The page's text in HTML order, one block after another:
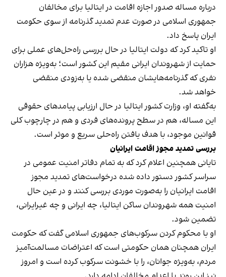
درباره مساله صدور اجازه اقامت در ایتالیا برای مخالفان
جمهوری اسلامی در صورت عدم تمدید گذرنامه از سوی حکومت
ایران پاسخ داد.
او تاکید کرد که دولت ایتالیا در حال بررسی راه‌حل‌های عملی برای
حمایت از شهروندان ایرانی مقیم این کشور است؛ به‌ویژه هزاران
نفری که گذرنامه‌هایشان منقضی شده یا به‌زودی منقضی
خواهد شد.
به‌گفته او، وزارت کشور ایتالیا در حال ارزیابی پیامدهای حقوقی
این مساله، هم در سطح پرونده‌های فردی و هم در چارچوب کلی
قوانین موجود، با هدف یافتن راه‌حلی سریع و موثر است.
بررسی تمدید مجوز اقامت ایرانیان
تایانی همچنین اعلام کرد که به تمام دفاتر امنیت عمومی در
سراسر کشور دستور داده شده درخواست‌های تمدید مجوز
اقامت ایرانیان را به‌صورت موردی بررسی کنند و در عین حال
امنیت همه شهروندان ساکن ایتالیا، چه ایرانی و چه غیرایرانی،
تضمین شود.
او با محکوم کردن سرکوب‌های جمهوری اسلامی گفت که حکومت
ایران همچنان همان حکومتی است که اعتراضات مسالمت‌آمیز
مردم، به‌ویژه جوانان، را با خشونت سرکوب کرده است و امروز